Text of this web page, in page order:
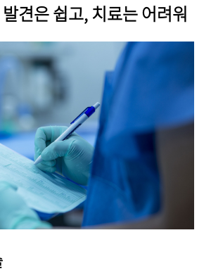
견은 쉽고, 치료는 어려워